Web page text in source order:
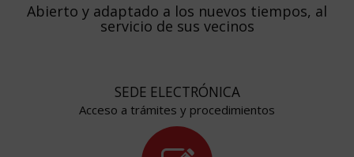
Abierto y adaptado a los nuevos tiempos, al
servicio de sus vecinos
SEDE ELECTRÓNICA
Acceso a trámites y procedimientos